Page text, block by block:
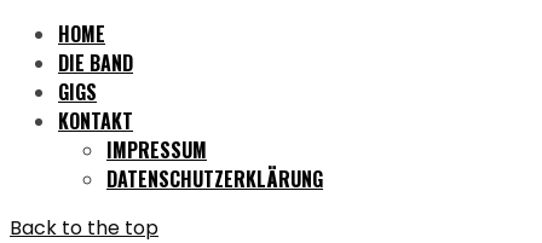
HOME
DIE BAND
GIGS
KONTAKT
IMPRESSUM
DATENSCHUTZERKLÄRUNG
Back to the top